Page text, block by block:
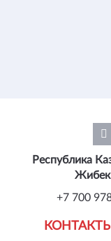
КОНТАКТЫ
Республика
Жибек
+7 700